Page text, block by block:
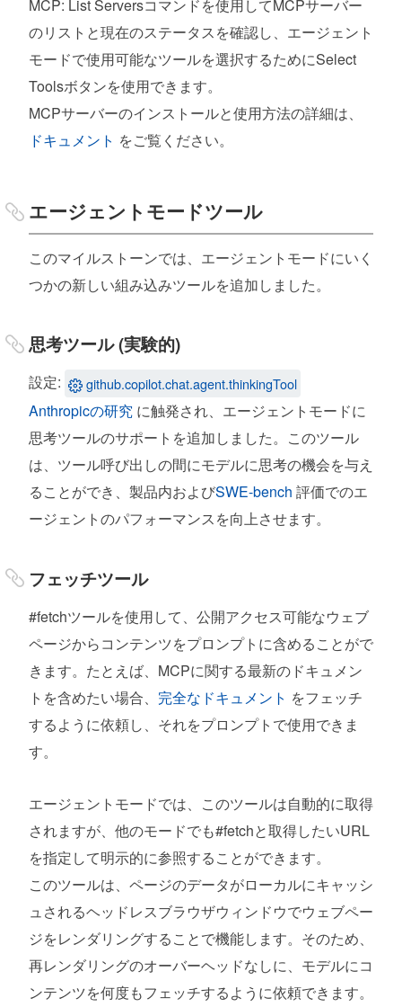
MCP: List Serversコマンドを使用してMCPサーバー
のリストと現在のステータスを確認し、エージェント
モードで使用可能なツールを選択するためにSelect
Toolsボタンを使用できます。
MCPサーバーのインストールと使用方法の詳細は、
ドキュメント をご覧ください。
エージェントモードツール
このマイルストーンでは、エージェントモードにいく
つかの新しい組み込みツールを追加しました。
思考ツール (実験的)
設定: github.copilot.chat.agent.thinkingTool
Anthropicの研究 に触発され、エージェントモードに
思考ツールのサポートを追加しました。このツール
は、ツール呼び出しの間にモデルに思考の機会を与え
ることができ、製品内およびSWE-bench 評価でのエ
ージェントのパフォーマンスを向上させます。
フェッチツール
#fetchツールを使用して、公開アクセス可能なウェブ
ページからコンテンツをプロンプトに含めることがで
きます。たとえば、MCPに関する最新のドキュメン
トを含めたい場合、 完全なドキュメント をフェッチ
するように依頼し、それをプロンプトで使用できま
す。
エージェントモードでは、このツールは自動的に取得
されますが、他のモードでも#fetchと取得したいURL
を指定して明示的に参照することができます。
このツールは、ページのデータがローカルにキャッシ
ュされるヘッドレスブラウザウィンドウでウェブペー
ジをレンダリングすることで機能します。そのため、
再レンダリングのオーバーヘッドなしに、モデルにコ
ンテンツを何度もフェッチするように依頼できます。